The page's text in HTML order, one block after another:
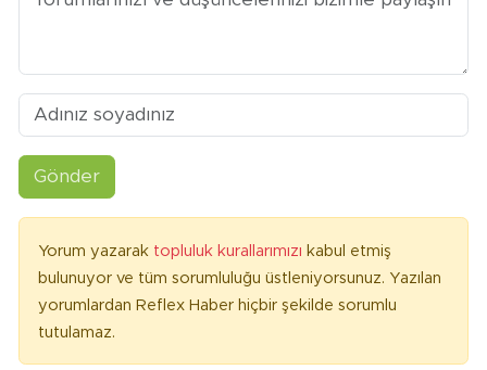
Gönder
Yorum yazarak topluluk kurallarımızı kabul etmiş
bulunuyor ve tüm sorumluluğu üstleniyorsunuz. Yazılan
yorumlardan Reflex Haber hiçbir şekilde sorumlu
tutulamaz.